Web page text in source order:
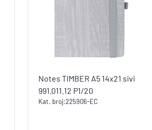
Notes TIMBER A5 14x21 sivi
991.011.12 P1/20
Kat. broj:225906-EC